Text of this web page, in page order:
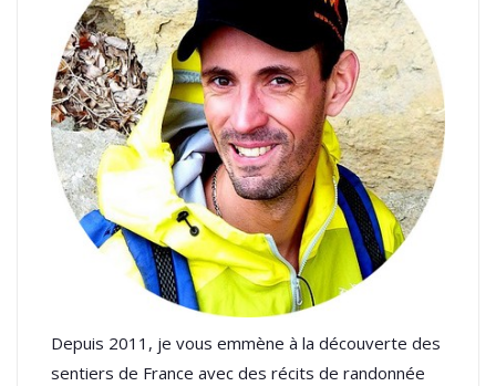
Depuis 2011, je vous emmène à la découverte des
sentiers de France avec des récits de randonnée